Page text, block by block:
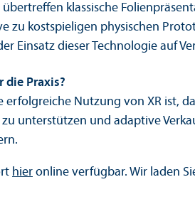
klassische
zu kostspieligen physischen
Einsatz dieser Technologie auf
die Praxis?
erfolgreiche Nutzung von XR ist,
unter­stützen und adaptive
hier online verfügbar. Wir laden